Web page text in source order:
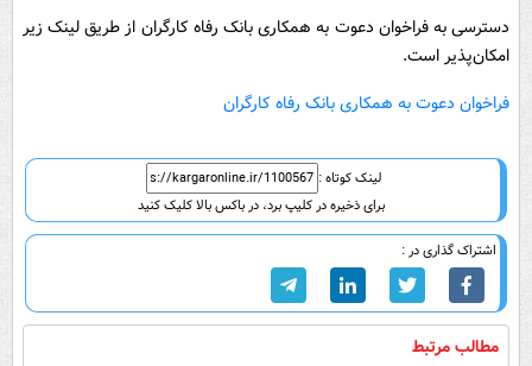
دسترسی به فراخوان دعوت به همکاری بانک رفاه کارگران از طریق لینک زیر
امکان‌پذیر است.
فراخوان دعوت به همکاری بانک رفاه کارگران
لینک کوتاه :
برای ذخیره در کلیپ برد، در باکس بالا کلیک کنید
اشتراک گذاری در :
مطالب مرتبط